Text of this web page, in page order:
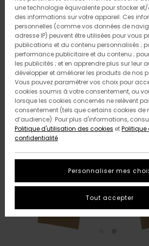
une technologie équivalente pour stocker
des informations sur votre appareil. Ces
personnelles (comme vos données de
adresse IP) peuvent être utilisées pour vous
publications et du contenu personnalisés ;
performance publicitaire et du contenu ;
les publicités ; et en apprendre plus sur leur
développer et améliorer les produits de nos
Vous pouvez paramétrer vos choix pour
cookies soumis à votre consentement, ou
lorsque les cookies concernés ne relèvent
consentement (tels que certains cookies de
d’audience). Pour plus d'informations,
Politique d'utilisation des cookies etPolitique
confidentialité
Personnaliser mes
Tout accepter